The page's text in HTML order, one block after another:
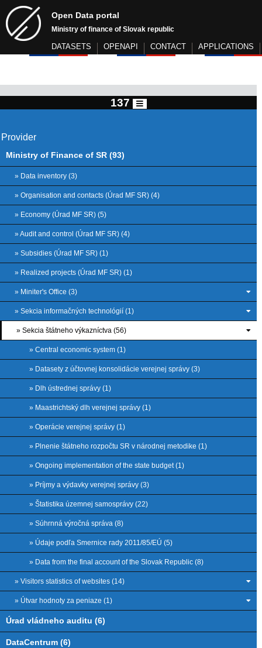
Open Data portal
Ministry of finance of Slovak republic
DATASETS OPENAPI CONTACT APPLICATIONS
137
Provider
Ministry of Finance of SR (93)
» Data inventory (3)
» Organisation and contacts (Úrad MF SR) (4)
» Economy (Úrad MF SR) (5)
» Audit and control (Úrad MF SR) (4)
» Subsidies (Úrad MF SR) (1)
» Realized projects (Úrad MF SR) (1)
» Miniter's Office (3)
» Sekcia informačných technológií (1)
» Sekcia štátneho výkazníctva (56)
» Central economic system (1)
» Datasety z účtovnej konsolidácie verejnej správy (3)
» Dlh ústrednej správy (1)
» Maastrichtský dlh verejnej správy (1)
» Operácie verejnej správy (1)
» Plnenie štátneho rozpočtu SR v národnej metodike (1)
» Ongoing implementation of the state budget (1)
» Príjmy a výdavky verejnej správy (3)
» Štatistika územnej samosprávy (22)
» Súhrnná výročná správa (8)
» Údaje podľa Smernice rady 2011/85/EÚ (5)
» Data from the final account of the Slovak Republic (8)
» Visitors statistics of websites (14)
» Útvar hodnoty za peniaze (1)
Úrad vládneho auditu (6)
DataCentrum (6)